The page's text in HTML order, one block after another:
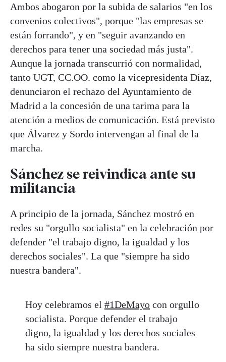
Ambos abogaron por la subida de salarios "en los
convenios colectivos", porque "las empresas se
están forrando", y en "seguir avanzando en
derechos para tener una sociedad más justa".
Aunque la jornada transcurrió con normalidad,
tanto UGT, CC.OO. como la vicepresidenta Díaz,
denunciaron el rechazo del Ayuntamiento de
Madrid a la concesión de una tarima para la
atención a medios de comunicación. Está previsto
que Álvarez y Sordo intervengan al final de la
marcha.
Sánchez se reivindica ante su
militancia
A principio de la jornada, Sánchez mostró en
redes su "orgullo socialista" en la celebración por
defender "el trabajo digno, la igualdad y los
derechos sociales". La que "siempre ha sido
nuestra bandera".
Hoy celebramos el #1DeMayo con orgullo
socialista. Porque defender el trabajo
digno, la igualdad y los derechos sociales
ha sido siempre nuestra bandera.